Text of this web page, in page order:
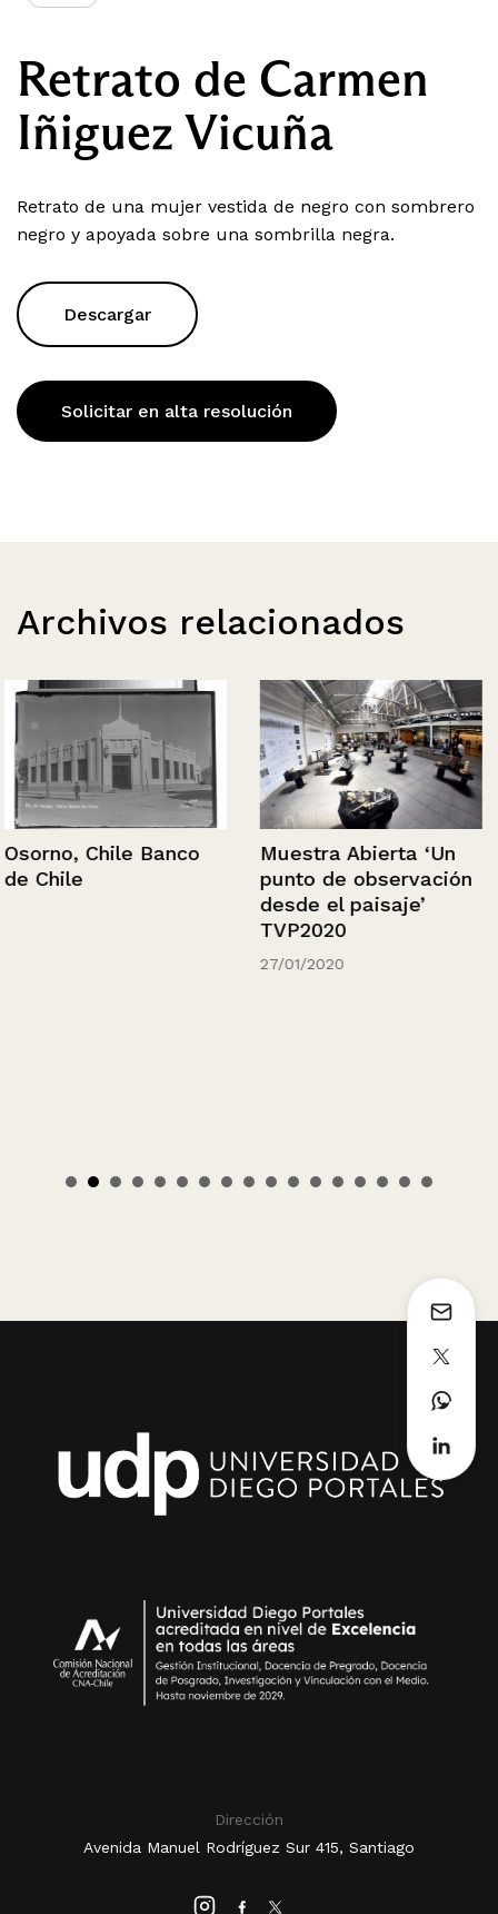
Retrato de Carmen
Iñiguez Vicuña
Retrato de una mujer vestida de negro con sombrero
negro y apoyada sobre una sombrilla negra.
Descargar
Solicitar en alta resolución
Archivos relacionados
Osorno, Chile Banco
de Chile
Muestra Abierta ‘Un
punto de observación
desde el paisaje’
TVP2020
27/01/2020
Dirección
Avenida Manuel Rodríguez Sur 415, Santiago